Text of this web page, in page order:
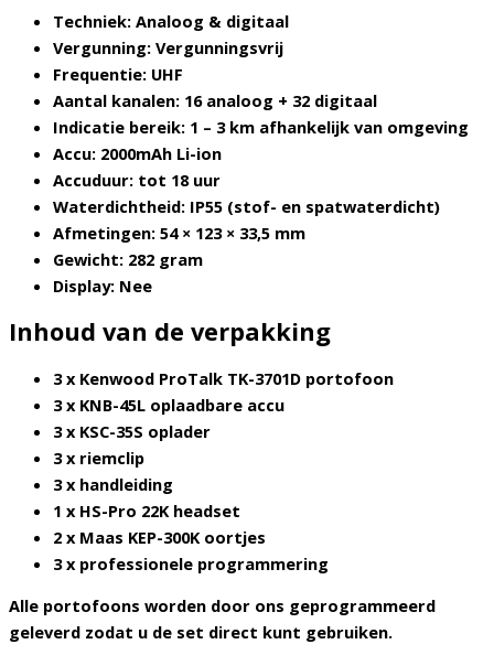
Techniek: Analoog & digitaal
Vergunning: Vergunningsvrij
Frequentie: UHF
Aantal kanalen: 16 analoog + 32 digitaal
Indicatie bereik: 1 – 3 km afhankelijk van omgeving
Accu: 2000mAh Li-ion
Accuduur: tot 18 uur
Waterdichtheid: IP55 (stof- en spatwaterdicht)
Afmetingen: 54 × 123 × 33,5 mm
Gewicht: 282 gram
Display: Nee
Inhoud van de verpakking
3 x Kenwood ProTalk TK-3701D portofoon
3 x KNB-45L oplaadbare accu
3 x KSC-35S oplader
3 x riemclip
3 x handleiding
1 x HS-Pro 22K headset
2 x Maas KEP-300K oortjes
3 x professionele programmering
Alle portofoons worden door ons geprogrammeerd
geleverd zodat u de set direct kunt gebruiken.